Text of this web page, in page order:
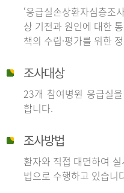
‘응급실손상환자심층조
상 기전과 원인에 대한
책의 수립·평가를 위한
조사대상
23개 참여병원 응급실
합니다.
조사방법
환자와 직접 대면하여
법으로 수행하고 있습니